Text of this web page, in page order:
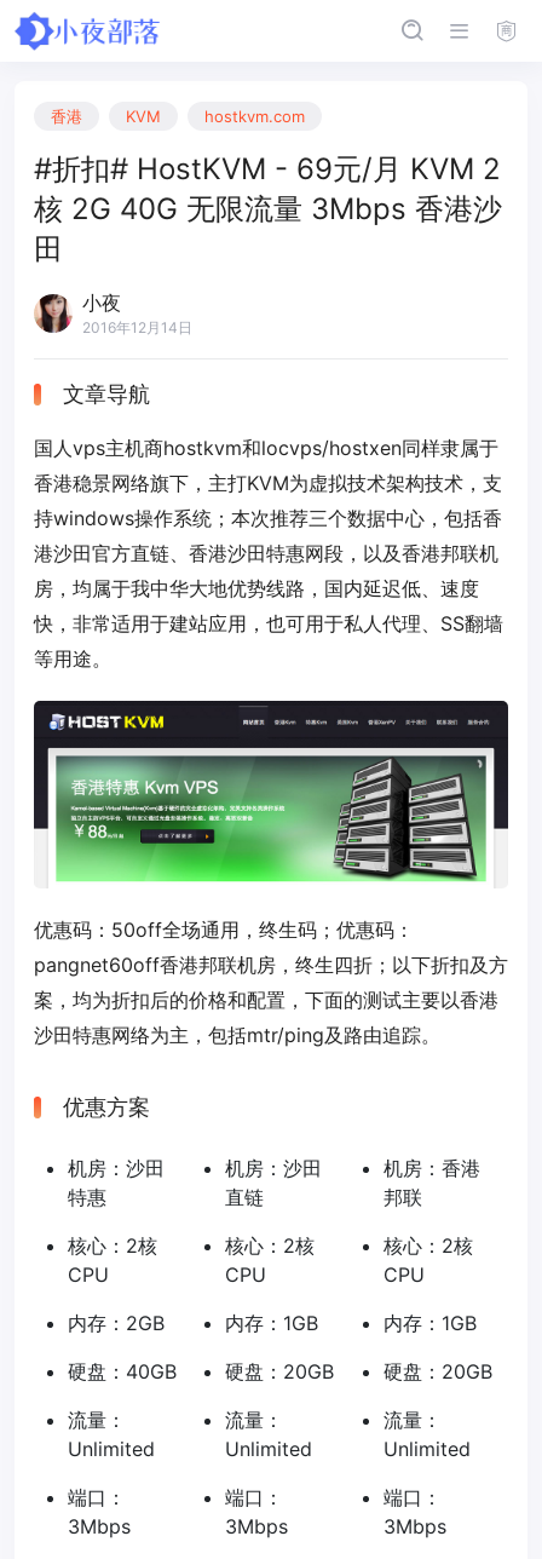
香港 KVM hostkvm.com
#折扣# HostKVM - 69元/月 KVM 2
核 2G 40G 无限流量 3Mbps 香港沙
田
小夜
2016年12月14日
文章导航
国人vps主机商hostkvm和locvps/hostxen同样隶属于
香港稳景网络旗下，主打KVM为虚拟技术架构技术，支
持windows操作系统；本次推荐三个数据中心，包括香
港沙田官方直链、香港沙田特惠网段，以及香港邦联机
房，均属于我中华大地优势线路，国内延迟低、速度
快，非常适用于建站应用，也可用于私人代理、SS翻墙
等用途。
优惠码： 50off全场通用，终生码；优惠码：
pangnet60off香港邦联机房，终生四折；以下折扣及方
案，均为折扣后的价格和配置，下面的测试主要以香港
沙田特惠网络为主，包括mtr/ping及路由追踪。
优惠方案
机房：沙田
特惠
核心：2核
CPU
内存：2GB
硬盘：40GB
流量：
Unlimited
端口：
3Mbps
机房：沙田
直链
核心：2核
CPU
内存：1GB
硬盘：20GB
流量：
Unlimited
端口：
3Mbps
机房：香港
邦联
核心：2核
CPU
内存：1GB
硬盘：20GB
流量：
Unlimited
端口：
3Mbps